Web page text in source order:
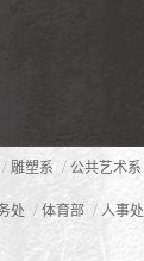
/ 雕塑系 / 公共艺术系
处 / 体育部 / 人事处